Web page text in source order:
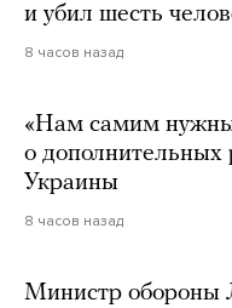
и убил шесть
8 часов назад
«Нам самим
о дополнительных
Украины
8 часов назад
Министр обороны